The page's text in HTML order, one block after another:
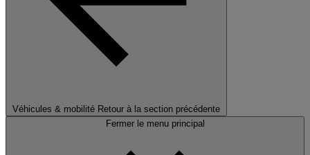
Véhicules & mobilité Retour à la section précédente
Fermer le menu principal